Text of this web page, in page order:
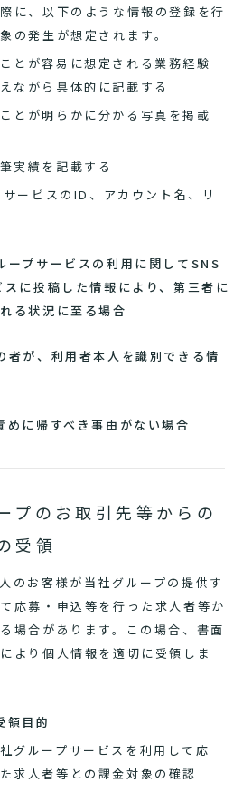
に、以下のような情報の登録を行
の発生が想定されます。
とが容易に想定される業務経験
ながら具体的に記載する
とが明らかに分かる写真を掲載
実績を記載する
ービスのID、アカウント名、リ
ープサービスの利用に関してSNS
に投稿した情報により、第三者に
る状況に至る場合
者が、利用者本人を識別できる情
めに帰すべき事由がない場合
プのお取引先等からの
受領
のお客様が当社グループの提供す
応募・申込等を行った求人者等か
場合があります。この場合、書面
より個人情報を適切に受領しま
領目的
グループサービスを利用して応
求人者等との課金対象の確認